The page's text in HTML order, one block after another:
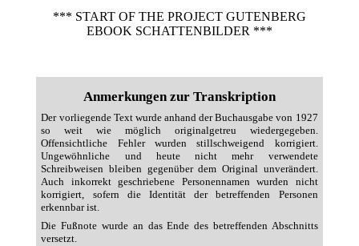
*** START OF THE PROJECT GUTENBERG
EBOOK SCHATTENBILDER ***
Anmerkungen zur Transkription
Der vorliegende Text wurde anhand der Buchausgabe von 1927
so weit wie möglich originalgetreu wiedergegeben.
Offensichtliche Fehler wurden stillschweigend korrigiert.
Ungewöhnliche und heute nicht mehr verwendete
Schreibweisen bleiben gegenüber dem Original unverändert.
Auch inkorrekt geschriebene Personennamen wurden nicht
korrigiert, sofern die Identität der betreffenden Personen
erkennbar ist.
Die Fußnote wurde an das Ende des betreffenden Abschnitts
versetzt.